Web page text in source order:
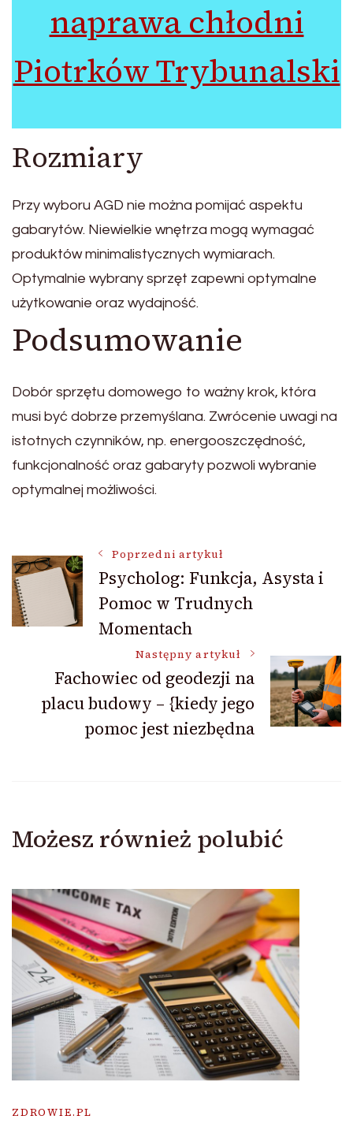
naprawa chłodni
Piotrków Trybunalski
Rozmiary
Przy wyboru AGD nie można pomijać aspektu
gabarytów. Niewielkie wnętrza mogą wymagać
produktów minimalistycznych wymiarach.
Optymalnie wybrany sprzęt zapewni optymalne
użytkowanie oraz wydajność.
Podsumowanie
Dobór sprzętu domowego to ważny krok, która
musi być dobrze przemyślana. Zwrócenie uwagi na
istotnych czynników, np. energooszczędność,
funkcjonalność oraz gabaryty pozwoli wybranie
optymalnej możliwości.
Nawigacja
wpisu
Poprzedni artykuł
Psycholog: Funkcja, Asysta i
Pomoc w Trudnych
Momentach
Następny artykuł
Fachowiec od geodezji na
placu budowy – {kiedy jego
pomoc jest niezbędna
Możesz również polubić
ZDROWIE.PL